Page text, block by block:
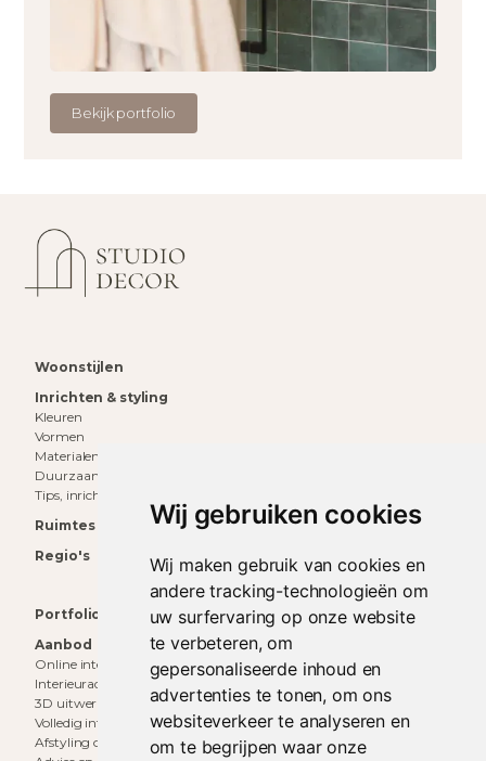
Wij gebruiken cookies
Wij maken gebruik van cookies en
andere tracking-technologieën om
uw surfervaring op onze website
te verbeteren, om
gepersonaliseerde inhoud en
advertenties te tonen, om ons
websiteverkeer te analyseren en
om te begrijpen waar onze
Bekijk portfolio
Woonstijlen
Inrichten & styling
Kleuren
Vormen
Materialen
Duurzaam wonen
Tips, inrichting & inspiratie
Ruimtes
Regio's
Portfolio
Aanbod
Online interieuradvies
Interieuradvies aan huis
3D uitwerking
Volledig interieurontwerp
Afstyling op locatie